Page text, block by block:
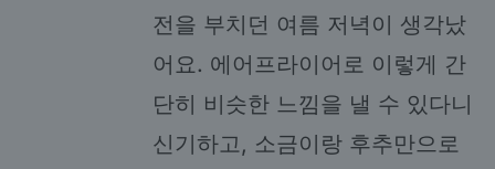
전을 부치던 여름 저녁이 생각났
어요. 에어프라이어로 이렇게 간
단히 비슷한 느낌을 낼 수 있다니
신기하고, 소금이랑 후추만으로